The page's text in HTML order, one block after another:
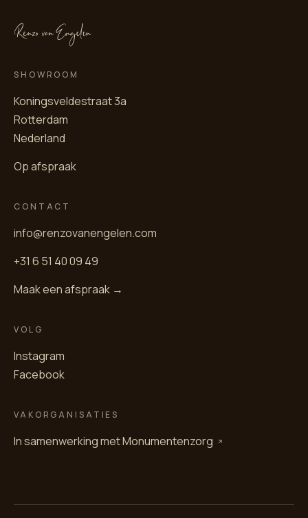
SHOWROOM
Koningsveldestraat 3a
Rotterdam
Nederland
Op afspraak
CONTACT
info@renzovanengelen.com
+31 6 51 40 09 49
Maak een afspraak →
VOLG
Instagram
Facebook
VAKORGANISATIES
In samenwerking metMonumentenzorg